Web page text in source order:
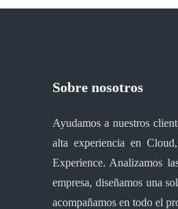
Sobre nosotros
Ayudamos a nuestros
alta experiencia en
Experience. Analizamos
empresa, diseñamos una
acompañamos en todo el